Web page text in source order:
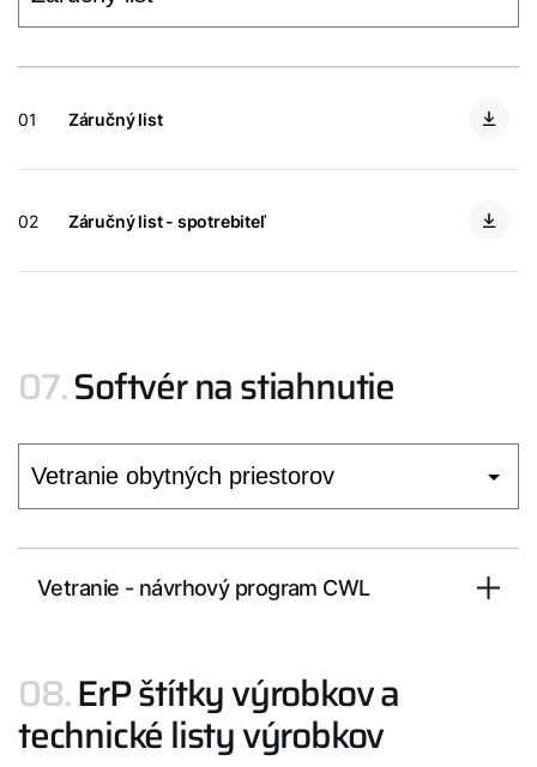
01 Záručný list
02 Záručný list - spotrebiteľ
07.Softvér na stiahnutie
Vetranie - návrhový program CWL
08.ErP štítky výrobkov a
technické listy výrobkov